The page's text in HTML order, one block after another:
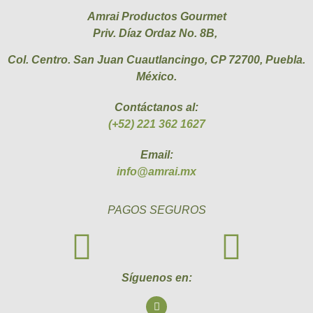
Amrai Productos Gourmet
Priv. Díaz Ordaz No. 8B,
Col. Centro. San Juan Cuautlancingo, CP 72700, Puebla.
México.
Contáctanos al:
(+52) 221 362 1627
Email:
info@amrai.mx
PAGOS SEGUROS
Síguenos en: